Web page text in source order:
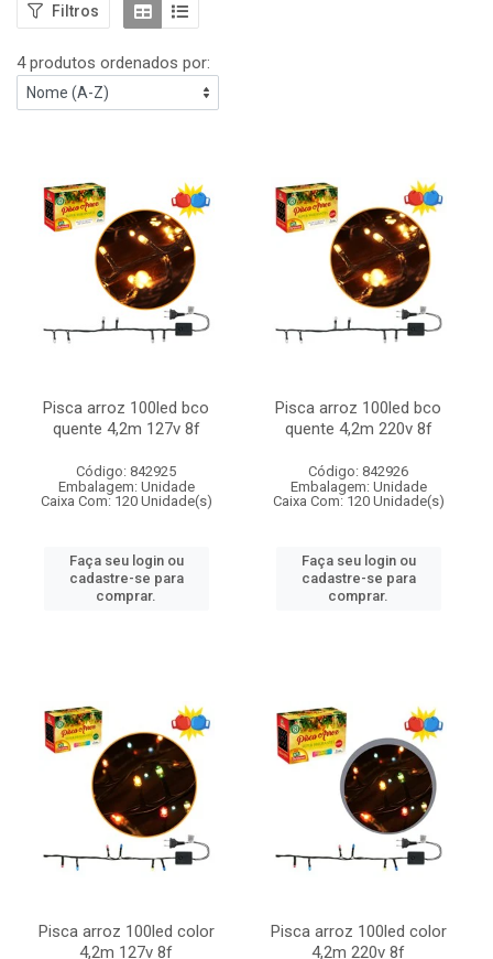
Filtros
4 produtos ordenados por:
Pisca arroz 100led bco
quente 4,2m 127v 8f
Código: 842925
Embalagem: Unidade
Caixa Com: 120 Unidade(s)
Faça seu login ou
cadastre-se para
comprar.
Pisca arroz 100led bco
quente 4,2m 220v 8f
Código: 842926
Embalagem: Unidade
Caixa Com: 120 Unidade(s)
Faça seu login ou
cadastre-se para
comprar.
Pisca arroz 100led color
4,2m 127v 8f
Pisca arroz 100led color
4,2m 220v 8f